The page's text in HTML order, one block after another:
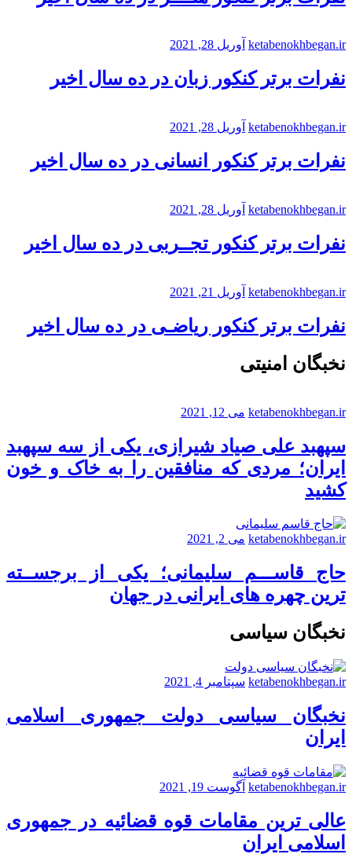
ketabenokhbegan.ir آوریل 28, 2021
نفرات برتر کنکور زبان در ده سال اخیر
ketabenokhbegan.ir آوریل 28, 2021
نفرات برتر کنکور انسانی در ده سال اخیر
ketabenokhbegan.ir آوریل 28, 2021
نفرات برتر کنکور تجــربی در ده سال اخیر
ketabenokhbegan.ir آوریل 21, 2021
نفرات برتر کنکور ریاضـی در ده سال اخیر
نخبگان امنیتی
ketabenokhbegan.ir می 12, 2021
سپهبد علی صیاد شیرازی، یکی از سه سپهبد
ایران؛ مردی که منافقین را به خاک و خون
کشید
ketabenokhbegan.ir می 2, 2021
حاج قاســـم سلیمانی؛ یکی از برجســته
ترین چهره های ایرانی در جهان
نخبگان سیاسی
ketabenokhbegan.ir سپتامبر 4, 2021
نخبگان سیاسی دولت جمهوری اسلامی
ایران
ketabenokhbegan.ir آگوست 19, 2021
عالی ترین مقامات قوه قضائیه در جمهوری
اسلامی ایران